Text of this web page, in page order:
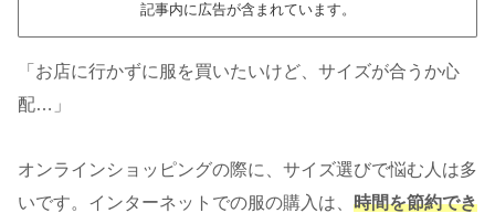
記事内に広告が含まれています。
「お店に行かずに服を買いたいけど、サイズが合うか心
配…」
オンラインショッピングの際に、サイズ選びで悩む人は多
いです。インターネットでの服の購入は、 時間を節約でき